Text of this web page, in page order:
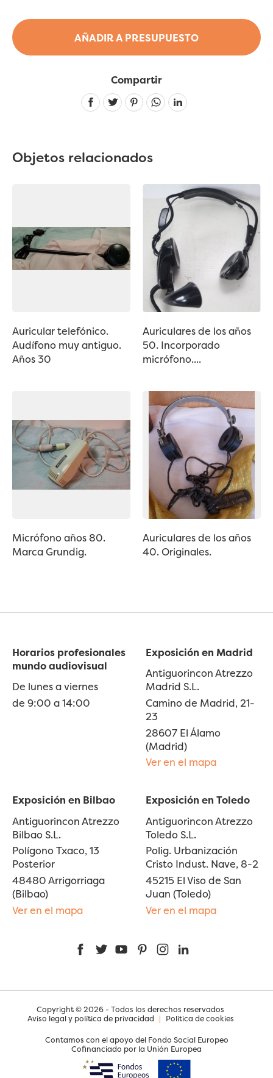
AÑADIR A PRESUPUESTO
Compartir
Linkedin
Objetos relacionados
Auricular telefónico.
Audífono muy antiguo.
Años 30
Auriculares de los años
50. Incorporado
micrófono....
Micrófono años 80.
Marca Grundig.
Auriculares de los años
40. Originales.
Horarios profesionales
mundo audiovisual
De lunes a viernes
de 9:00 a 14:00
Exposición en Madrid
Antiguorincon Atrezzo
Madrid S.L.
Camino de Madrid, 21-
23
28607 El Álamo
(Madrid)
Ver en el mapa
Exposición en Bilbao
Antiguorincon Atrezzo
Bilbao S.L.
Polígono Txaco, 13
Posterior
48480 Arrigorriaga
(Bilbao)
Ver en el mapa
Exposición en Toledo
Antiguorincon Atrezzo
Toledo S.L.
Polig. Urbanización
Cristo Indust. Nave, 8-2
45215 El Viso de San
Juan (Toledo)
Ver en el mapa
FacebookTwitterYouTubePinterestInstagram
Copyright © 2026 - Todos los derechos reservados
Aviso legal y política de privacidad | Política de cookies
Contamos con el apoyo del Fondo Social Europeo
Cofinanciado por la Unión Europea